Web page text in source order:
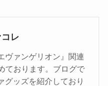
レ
ヴァンゲリオン』関連
ております。ブログで
グッズを紹介しており